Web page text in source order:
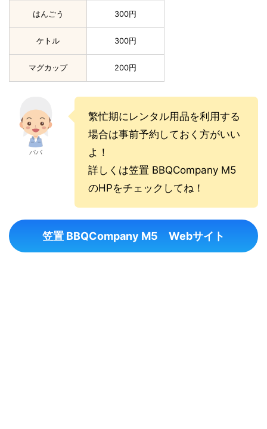
はんごう 300円
ケトル 300円
マグカップ 200円
パパ
繁忙期にレンタル用品を利用する
場合は事前予約しておく方がいい
よ！
詳しくは笠置 BBQCompany M5
のHPをチェックしてね！
笠置 BBQCompany M5 Webサイト